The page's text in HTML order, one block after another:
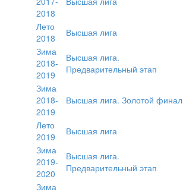
2018
Лето
2018
Высшая лига
Зима
2018-
2019
Высшая лига.
Предварительный этап
Зима
2018-
2019
Высшая лига. Золотой финал
Лето
2019
Высшая лига
Зима
2019-
2020
Высшая лига.
Предварительный этап
Зима